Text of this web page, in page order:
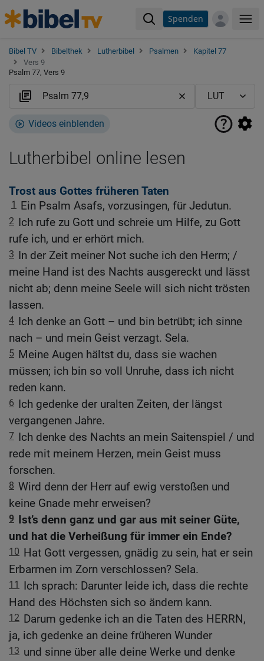
Spenden
Bibel TV Bibelthek Lutherbibel Psalmen
Kapitel 77
Vers 9
Psalm 77, Vers 9
Videos einblenden
Lutherbibel online lesen
Trost aus Gottes früheren Taten
1 Ein Psalm Asafs, vorzusingen, für Jedutun.
2 Ich rufe zu Gott und schreie um Hilfe, zu Gott
rufe ich, und er erhört mich.
3 In der Zeit meiner Not suche ich den Herrn; /
meine Hand ist des Nachts ausgereckt und lässt
nicht ab; denn meine Seele will sich nicht trösten
lassen.
4 Ich denke an Gott – und bin betrübt; ich sinne
nach – und mein Geist verzagt. Sela.
5 Meine Augen hältst du, dass sie wachen
müssen; ich bin so voll Unruhe, dass ich nicht
reden kann.
6 Ich gedenke der uralten Zeiten, der längst
vergangenen Jahre.
7 Ich denke des Nachts an mein Saitenspiel / und
rede mit meinem Herzen, mein Geist muss
forschen.
8 Wird denn der Herr auf ewig verstoßen und
keine Gnade mehr erweisen?
9 Ist’s denn ganz und gar aus mit seiner Güte,
und hat die Verheißung für immer ein Ende?
10 Hat Gott vergessen, gnädig zu sein, hat er sein
Erbarmen im Zorn verschlossen? Sela.
11
Ich sprach: Darunter leide ich, dass die rechte
Hand des Höchsten sich so ändern kann.
12 Darum gedenke ich an die Taten des HERRN,
ja, ich gedenke an deine früheren Wunder
13 und sinne über alle deine Werke und denke